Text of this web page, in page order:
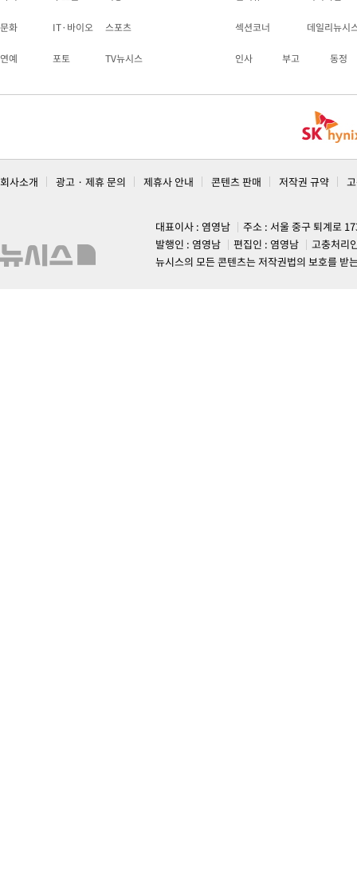
문화 IT·바이오 스포츠
연예 포토 TV뉴시스
섹션코너 데일리뉴시
인사 부고 동정
회사소개 광고 · 제휴 문의 제휴사 안내 콘텐츠 판매 저작권 규약
대표이사 : 염영남
주소 : 서울 중구 퇴계로
발행인 : 염영남
편집인 : 염영남
고충처리
뉴시스의 모든 콘텐츠는 저작권법의 보호를